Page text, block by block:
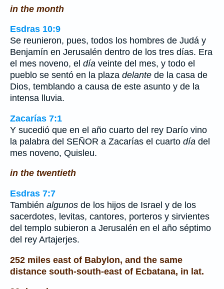
in the month
Esdras 10:9
Se reunieron, pues, todos los hombres de Judá y
Benjamín en Jerusalén dentro de los tres días. Era
el mes noveno, el día veinte del mes, y todo el
pueblo se sentó en la plaza delante de la casa de
Dios, temblando a causa de este asunto y de la
intensa lluvia.
Zacarías 7:1
Y sucedió que en el año cuarto del rey Darío vino
la palabra del SEÑOR a Zacarías el cuarto día del
mes noveno, Quisleu.
in the twentieth
Esdras 7:7
También algunos de los hijos de Israel y de los
sacerdotes, levitas, cantores, porteros y sirvientes
del templo subieron a Jerusalén en el año séptimo
del rey Artajerjes.
252 miles east of Babylon, and the same
distance south-south-east of Ecbatana, in lat.